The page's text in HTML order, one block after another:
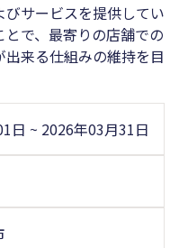
サービスを提供してい
で、最寄りの店舗での
来る仕組みの維持を目
日 ~ 2026年03月31日